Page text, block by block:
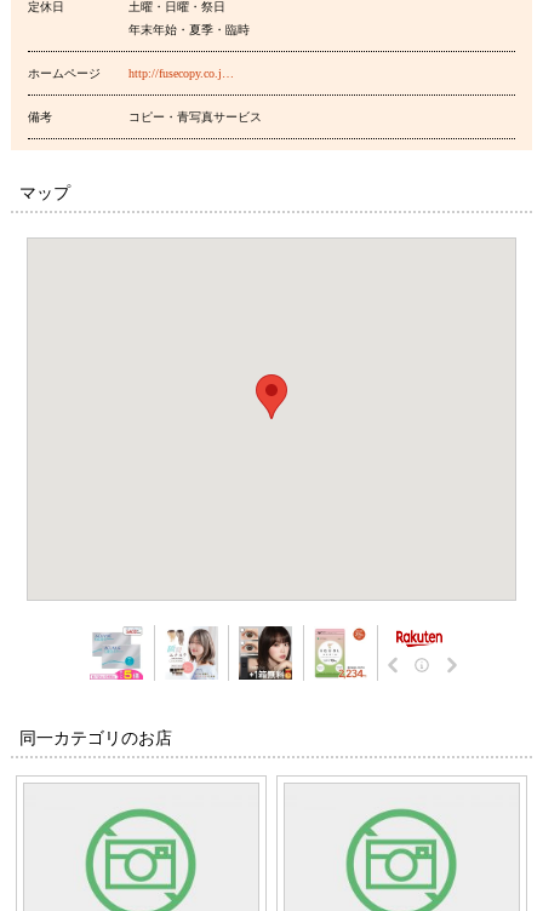
定休日
土曜・日曜・祭日
年末年始・夏季・臨時
ホームページ http://fusecopy.co.j…
備考 コピー・青写真サービス
マップ
同一カテゴリのお店